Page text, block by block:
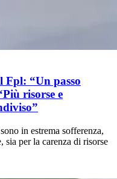
Fpl: “Un passo
risorse e
in estrema sofferenza,
sia per la carenza di risorse